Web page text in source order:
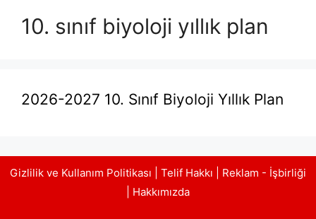
10. sınıf biyoloji yıllık plan
2026-2027 10. Sınıf Biyoloji Yıllık Plan
Gizlilik ve Kullanım Politikası Telif Hakkı
Reklam - İşbirliği
Hakkımızda